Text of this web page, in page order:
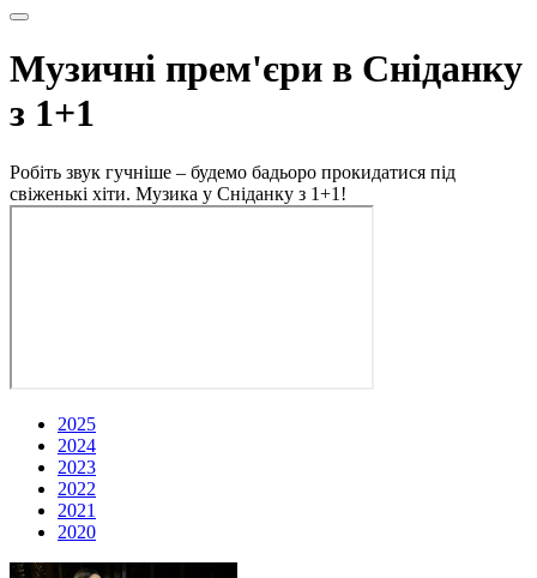
Музичні прем'єри в Сніданку
з 1+1
Робіть звук гучніше – будемо бадьоро прокидатися під
свіженькі хіти. Музика у Сніданку з 1+1!
2025
2024
2023
2022
2021
2020